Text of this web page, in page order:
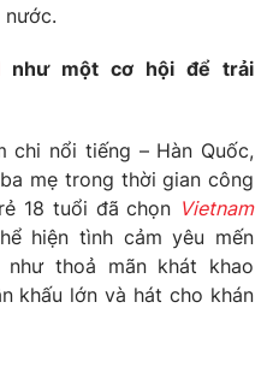
video
động sản
lòng Việt
mình bằng AI
nước.
như một cơ hội để trải
nổi tiếng – Hàn Quốc,
mẹ trong thời gian công
18 tuổi đã chọn Vietnam
hiện tình cảm yêu mến
thoả mãn khát khao
khấu lớn và hát cho khán